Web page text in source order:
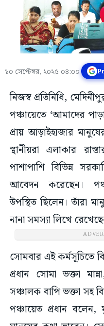
১০ সেপ্টেম্বর, ২০২৫ ০৪:০০
নিজস্ব প্রতিনিধি,
পঞ্চায়েতে ‘আমাদের
প্রায় আড়াইহাজার
স্থানীয়রা এলাকার
পাশাপাশি বিভিন্ন
আবেদন করেছেন।
উপস্থিত ছিলেন। তাঁরা
নানা সমস্যা লিখে
সোমবার এই কর্মসূচিতে
প্রধান সোমা ভক্তা
সঞ্চালক বাপি ভক্তা সহ
পঞ্চায়েত প্রধান বলেন,